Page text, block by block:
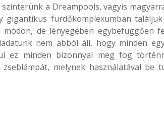
a Dreampools, vagyis
gigantikus fürdőkomplexumban
módon, de lényegében egybefüggően
nem abból áll, hogy minden
ez minden bizonnyal meg fog
zseblámpát, melynek használatával be